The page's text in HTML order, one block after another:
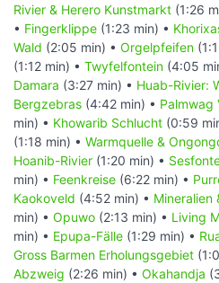
Rivier & Herero Kunstmarkt (1:26
• Fingerklippe (1:23 min) •
Wald (2:05 min) • Orgelpfeifen
(1:12 min) • Twyfelfontein (4:05
Damara (3:27 min) • Huab-Rivier:
Bergzebras (4:42 min) • Palmwag
min) • Khowarib Schlucht (0:59
(1:18 min) • Warmquelle &
Hoanib-Rivier (1:20 min) •
min) • Feenkreise (6:22 min) •
Kaokoveld (4:52 min) • Mineralien
min) • Opuwo (2:13 min) • Living
min) • Epupa-Fälle (1:29 min) •
Gross Barmen Erholungsgebiet
Abzweig (2:26 min) • Okahandja